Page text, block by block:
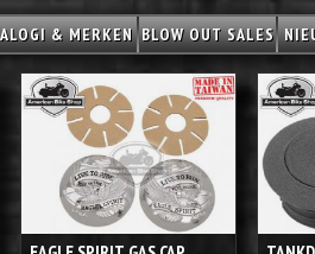
& MERKEN BLOW OUT SALES